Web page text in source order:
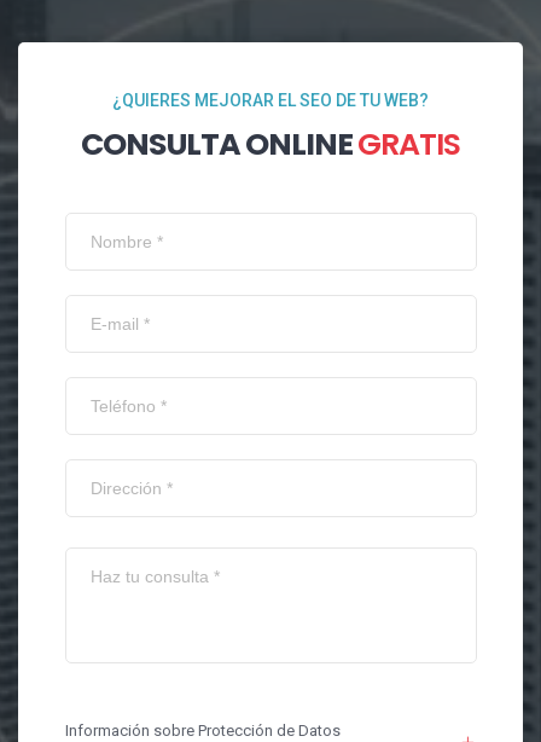
¿QUIERES MEJORAR EL SEO DE TU WEB?
CONSULTA ONLINEGRATIS
Información sobre Protección de Datos